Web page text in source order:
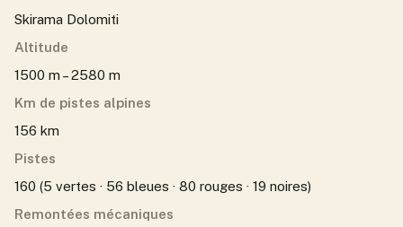
Skirama Dolomiti
Altitude
1500 m – 2580 m
Km de pistes alpines
156 km
Pistes
160 (5 vertes · 56 bleues · 80 rouges · 19 noires)
Remontées mécaniques